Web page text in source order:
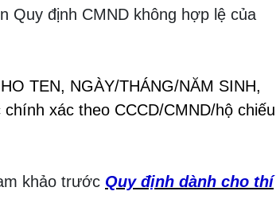
Quy định CMND không hợp lệ của
TEN, NGÀY/THÁNG/NĂM SINH,
xác theo CCCD/CMND/hộ chiếu
khảo trước Quy định dành cho thí